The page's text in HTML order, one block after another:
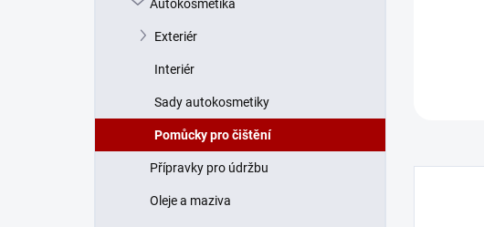
Autokosmetika
Exteriér
Interiér
Sady autokosmetiky
Pomůcky pro čištění
Přípravky pro údržbu
Oleje a maziva